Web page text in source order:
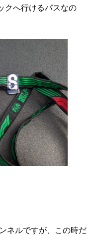
クへ行けるパスなの
ネルですが、この時だ